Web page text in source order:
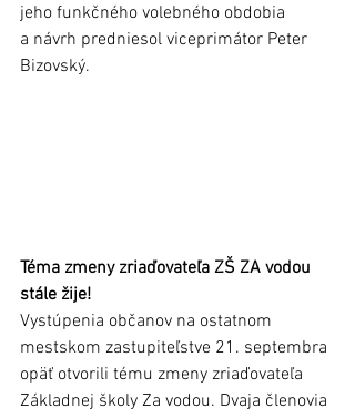
jeho funkčného volebného obdobia
a návrh predniesol viceprimátor Peter
Bizovský.
Téma zmeny zriaďovateľa ZŠ ZA vodou
stále žije!
Vystúpenia občanov na ostatnom
mestskom zastupiteľstve 21. septembra
opäť otvorili tému zmeny zriaďovateľa
Základnej školy Za vodou. Dvaja členovia